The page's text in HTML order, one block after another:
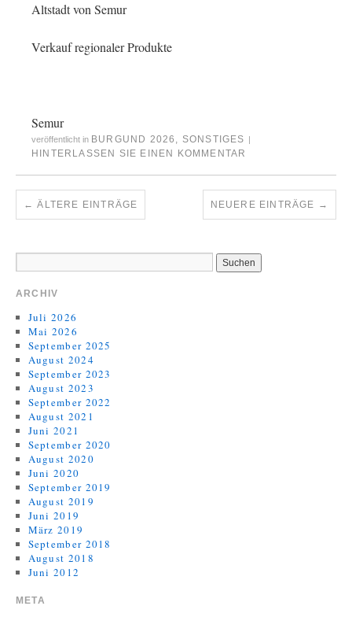
Altstadt von Semur
Verkauf regionaler Produkte
Semur
veröffentlicht in BURGUND 2026 , SONSTIGES
HINTERLASSEN SIE EINEN KOMMENTAR
← ÄLTERE EINTRÄGE NEUERE EINTRÄGE →
ARCHIV
Juli 2026
Mai 2026
September 2025
August 2024
September 2023
August 2023
September 2022
August 2021
Juni 2021
September 2020
August 2020
Juni 2020
September 2019
August 2019
Juni 2019
März 2019
September 2018
August 2018
Juni 2012
META